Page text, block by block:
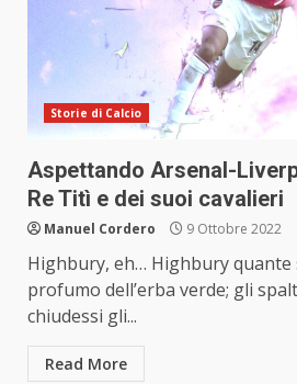
Storie di Calcio
Aspettando Arsenal-
Re Titì e dei suoi cavalieri
Manuel Cordero 9 Ottobre 2022
Highbury, eh… Highbury
profumo dell’erba verde; gli
chiudessi gli...
Read More